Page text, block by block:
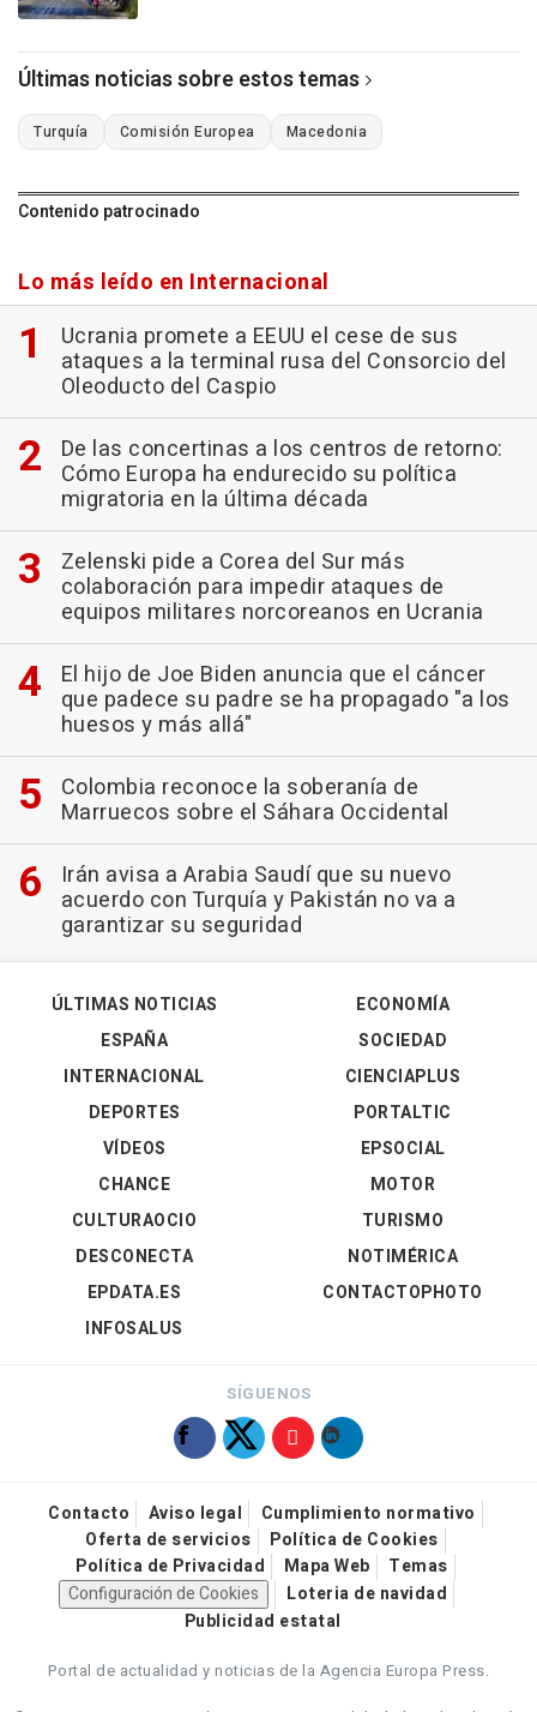
Últimas noticias sobre estos temas
Turquía Comisión Europea Macedonia
Contenido patrocinado
Lo más leído en Internacional
Ucrania promete a EEUU el cese de sus
ataques a la terminal rusa del Consorcio del
Oleoducto del Caspio
De las concertinas a los centros de retorno:
Cómo Europa ha endurecido su política
migratoria en la última década
Zelenski pide a Corea del Sur más
colaboración para impedir ataques de
equipos militares norcoreanos en Ucrania
El hijo de Joe Biden anuncia que el cáncer
que padece su padre se ha propagado "a los
huesos y más allá"
Colombia reconoce la soberanía de
Marruecos sobre el Sáhara Occidental
Irán avisa a Arabia Saudí que su nuevo
acuerdo con Turquía y Pakistán no va a
garantizar su seguridad
ÚLTIMAS NOTICIAS
ESPAÑA
INTERNACIONAL
DEPORTES
VÍDEOS
ECONOMÍA
SOCIEDAD
CIENCIAPLUS
PORTALTIC
EPSOCIAL
CHANCE
CULTURAOCIO
DESCONECTA
EPDATA.ES
INFOSALUS
MOTOR
TURISMO
NOTIMÉRICA
CONTACTOPHOTO
SÍGUENOS
Contacto Aviso legal
Cumplimiento normativo
Oferta de servicios
Política de Cookies
Política de Privacidad
Mapa Web
Temas
Configuración de Cookies
Loteria de navidad
Publicidad estatal
Portal de actualidad y noticias de la Agencia Europa Press.